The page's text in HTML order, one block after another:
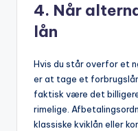
4. Når
lån
Hvis du står overfor et
er at tage et
faktisk være det
rimelige.
klassiske kviklån eller